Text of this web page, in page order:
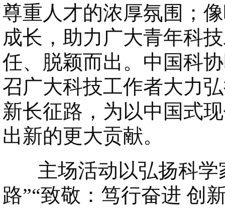
尊重人才的浓厚氛围；
成长，助力广大青年科
任、脱颖而出。中国科
召广大科技工作者大力
新长征路，为以中国式
出新的更大贡献。
主场活动以弘扬科学
路”“致敬：笃行奋进 创